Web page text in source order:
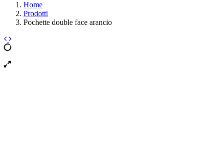
Home
Prodotti
Pochette double face arancio